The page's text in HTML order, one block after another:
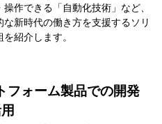
作できる「自動化技術」など、
な新時代の働き方を支援するソリ
紹介します。
ォーム製品での開発